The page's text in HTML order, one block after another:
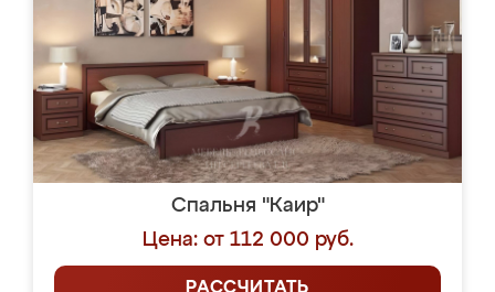
Спальня "Каир"
Цена: от 112 000 руб.